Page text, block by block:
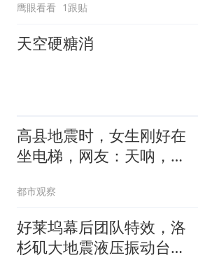
鹰眼看看 1跟贴
天空硬糖消
高县地震时，女生刚好在
坐电梯，网友：天呐，不
都市观察
好莱坞幕后团队特效，洛
杉矶大地震液压振动台实